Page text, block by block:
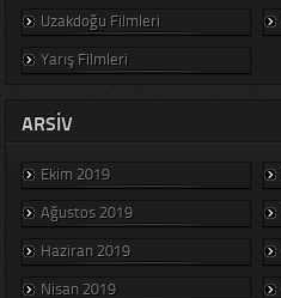
Uzakdoğu Filmleri
Yarış Filmleri
ARSIV
Ekim 2019
Ağustos 2019
Haziran 2019
Nisan 2019